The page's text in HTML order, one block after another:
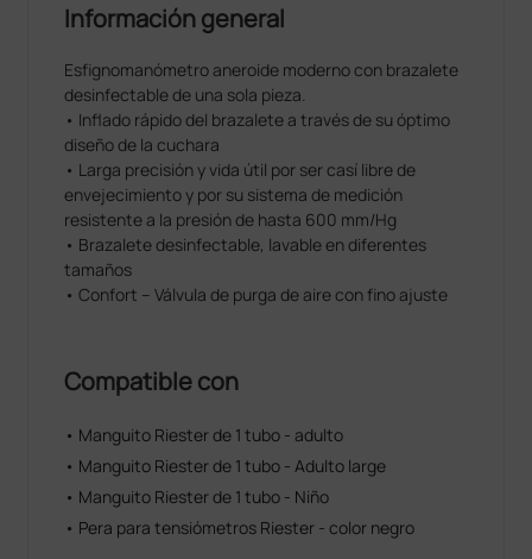
Información general
Esﬁgnomanómetro aneroide moderno con brazalete
desinfectable de una sola pieza.
• Inﬂado rápido del brazalete a través de su óptimo
diseño de la cuchara
• Larga precisión y vida útil por ser casí libre de
envejecimiento y por su sistema de medición
resistente a la presión de hasta 600 mm/Hg
• Brazalete desinfectable, lavable en diferentes
tamaños
• Confort – Válvula de purga de aire con ﬁno ajuste
Compatible con
• Manguito Riester de 1 tubo - adulto
• Manguito Riester de 1 tubo - Adulto large
• Manguito Riester de 1 tubo - Niño
• Pera para tensiómetros Riester - color negro